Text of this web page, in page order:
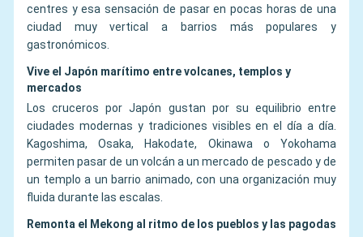
centres y esa sensación de pasar en pocas horas de una
ciudad muy vertical a barrios más populares y
gastronómicos.
Vive el Japón marítimo entre volcanes, templos y
mercados
Los cruceros por Japón gustan por su equilibrio entre
ciudades modernas y tradiciones visibles en el día a día.
Kagoshima, Osaka, Hakodate, Okinawa o Yokohama
permiten pasar de un volcán a un mercado de pescado y de
un templo a un barrio animado, con una organización muy
fluida durante las escalas.
Remonta el Mekong al ritmo de los pueblos y las pagodas